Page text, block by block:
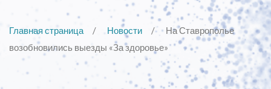
Главная страница Новости
На Ставрополье
возобновились выезды «За здоровье»